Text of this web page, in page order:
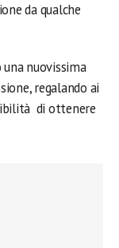
da qualche
nuovissima
regalando ai
di ottenere